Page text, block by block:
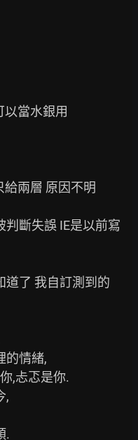
以當水銀用
兩層 原因不明
斷失誤 IE是以前寫
道了 我自訂測到的